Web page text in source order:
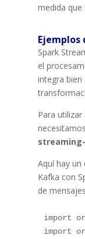
medida que
Ejemplos
Spark
el
integra bien
Para
Aquí hay
Kafka con
de
import
import